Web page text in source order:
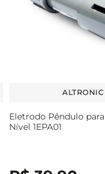
ALTRONIC
Eletrodo Pêndulo
Nível 1EPA01